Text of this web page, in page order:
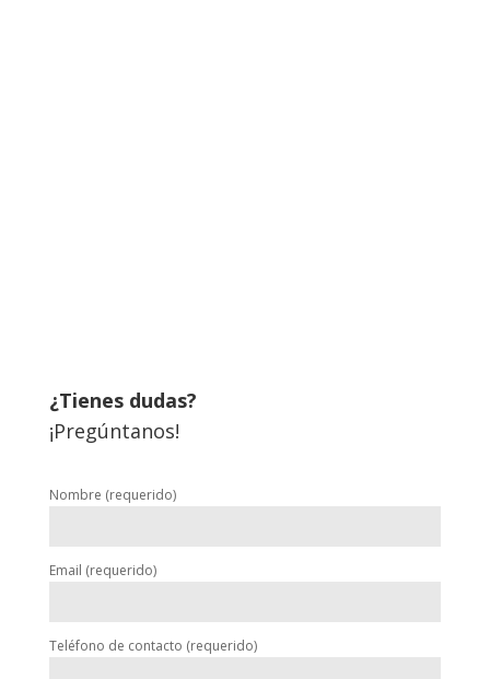
¿Tienes dudas?
¡Pregúntanos!
Nombre (requerido)
Email (requerido)
Teléfono de contacto (requerido)